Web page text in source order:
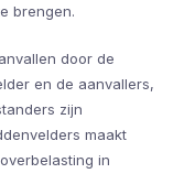
brengen.
door de
en de aanvallers,
zijn
maakt
in